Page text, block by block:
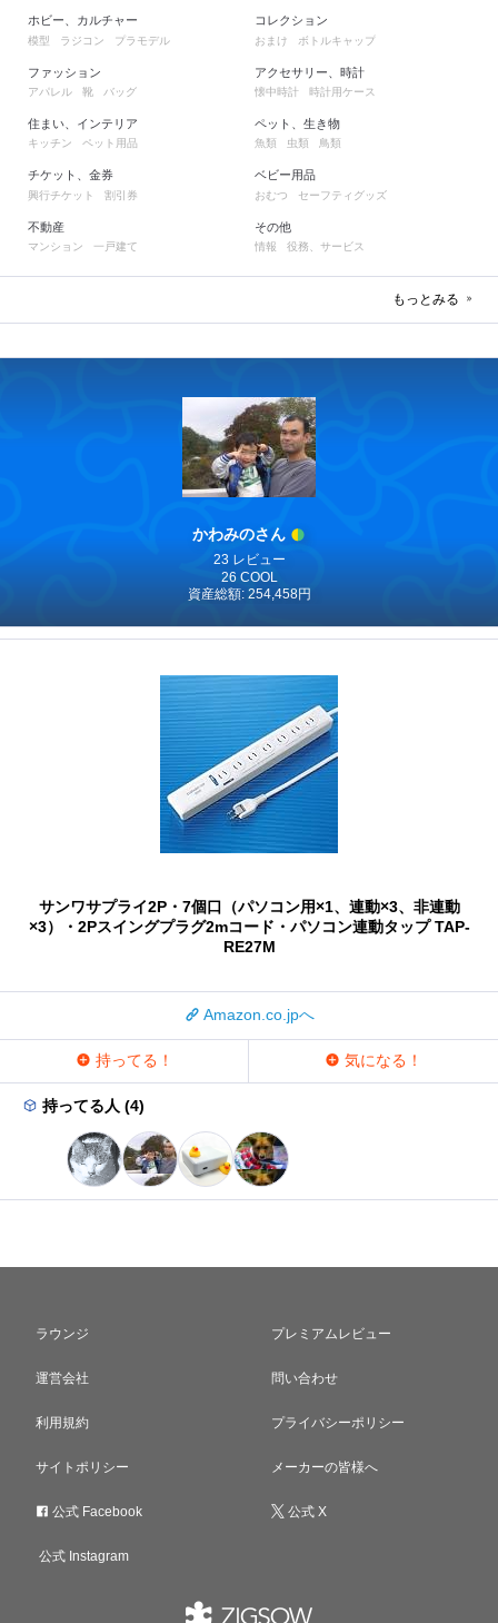
ホビー、カルチャー
模型 ラジコン プラモデル
ファッション
アパレル 靴 バッグ
住まい、インテリア
キッチン ペット用品
チケット、金券
興行チケット 割引券
不動産
マンション 一戸建て
コレクション
おまけ ボトルキャップ
アクセサリー、時計
懐中時計 時計用ケース
ペット、生き物
魚類 虫類 鳥類
ベビー用品
おむつ セーフティグッズ
その他
情報 役務、サービス
もっとみる
かわみのさん
23 レビュー
26 COOL
資産総額: 254,458円
サンワサプライ2P・7個口（パソコン用×1、連動×3、非連動
×3）・2Pスイングプラグ2mコード・パソコン連動タップ TAP-
RE27M
Amazon.co.jpへ
持ってる！ 気になる！
持ってる人 (4)
ラウンジ プレミアムレビュー
運営会社 問い合わせ
利用規約 プライバシーポリシー
サイトポリシー メーカーの皆様へ
公式 Facebook 公式 X
公式 Instagram